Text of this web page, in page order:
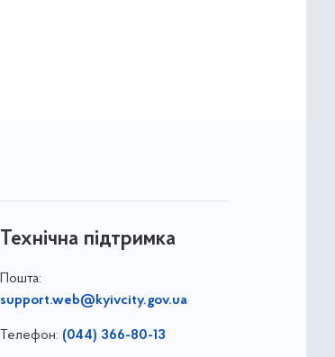
Технічна підтримка
Пошта:
support.web@kyivcity.gov.ua
Телефон: (044) 366-80-13